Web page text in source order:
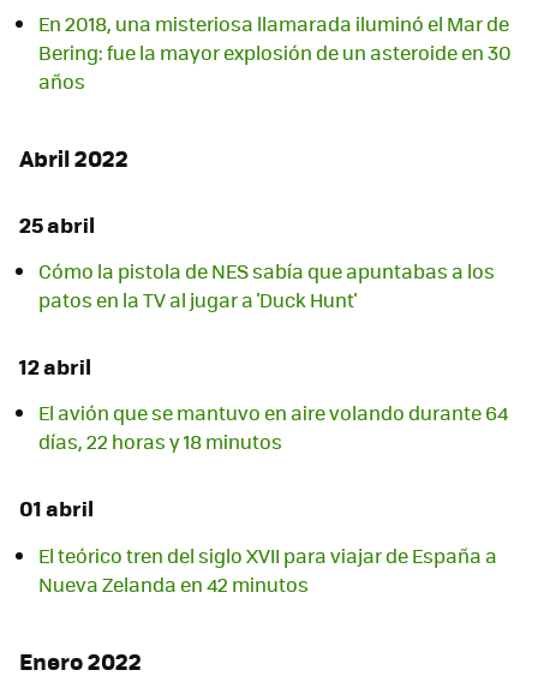
En 2018, una misteriosa llamarada iluminó el Mar de
Bering: fue la mayor explosión de un asteroide en 30
años
Abril 2022
25 abril
Cómo la pistola de NES sabía que apuntabas a los
patos en la TV al jugar a 'Duck Hunt'
12 abril
El avión que se mantuvo en aire volando durante 64
días, 22 horas y 18 minutos
01 abril
El teórico tren del siglo XVII para viajar de España a
Nueva Zelanda en 42 minutos
Enero 2022